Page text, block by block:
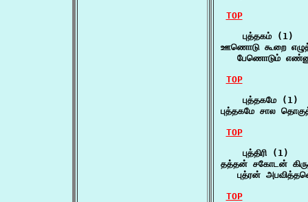
TOP
    புத்தகம் (1)
ஊணொடு கூறை
பேணொடும்
TOP
    புத்தகமே (1)
புத்தகமே சால
TOP
    புத்திரி (1)
தத்தன் சகோடன்
புத்ரன்
TOP